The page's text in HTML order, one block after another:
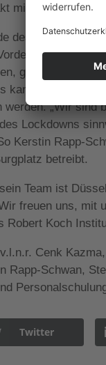
mit den
des „Restaurant
von der
getestet
kann innerhalb
werden. „Wir sind
Lockdowns
Kerstin Rapp-
betreibt.
Team ist
freuen uns, mit
Robert Koch
Cenk
Rapp-Schwan,
Twitter